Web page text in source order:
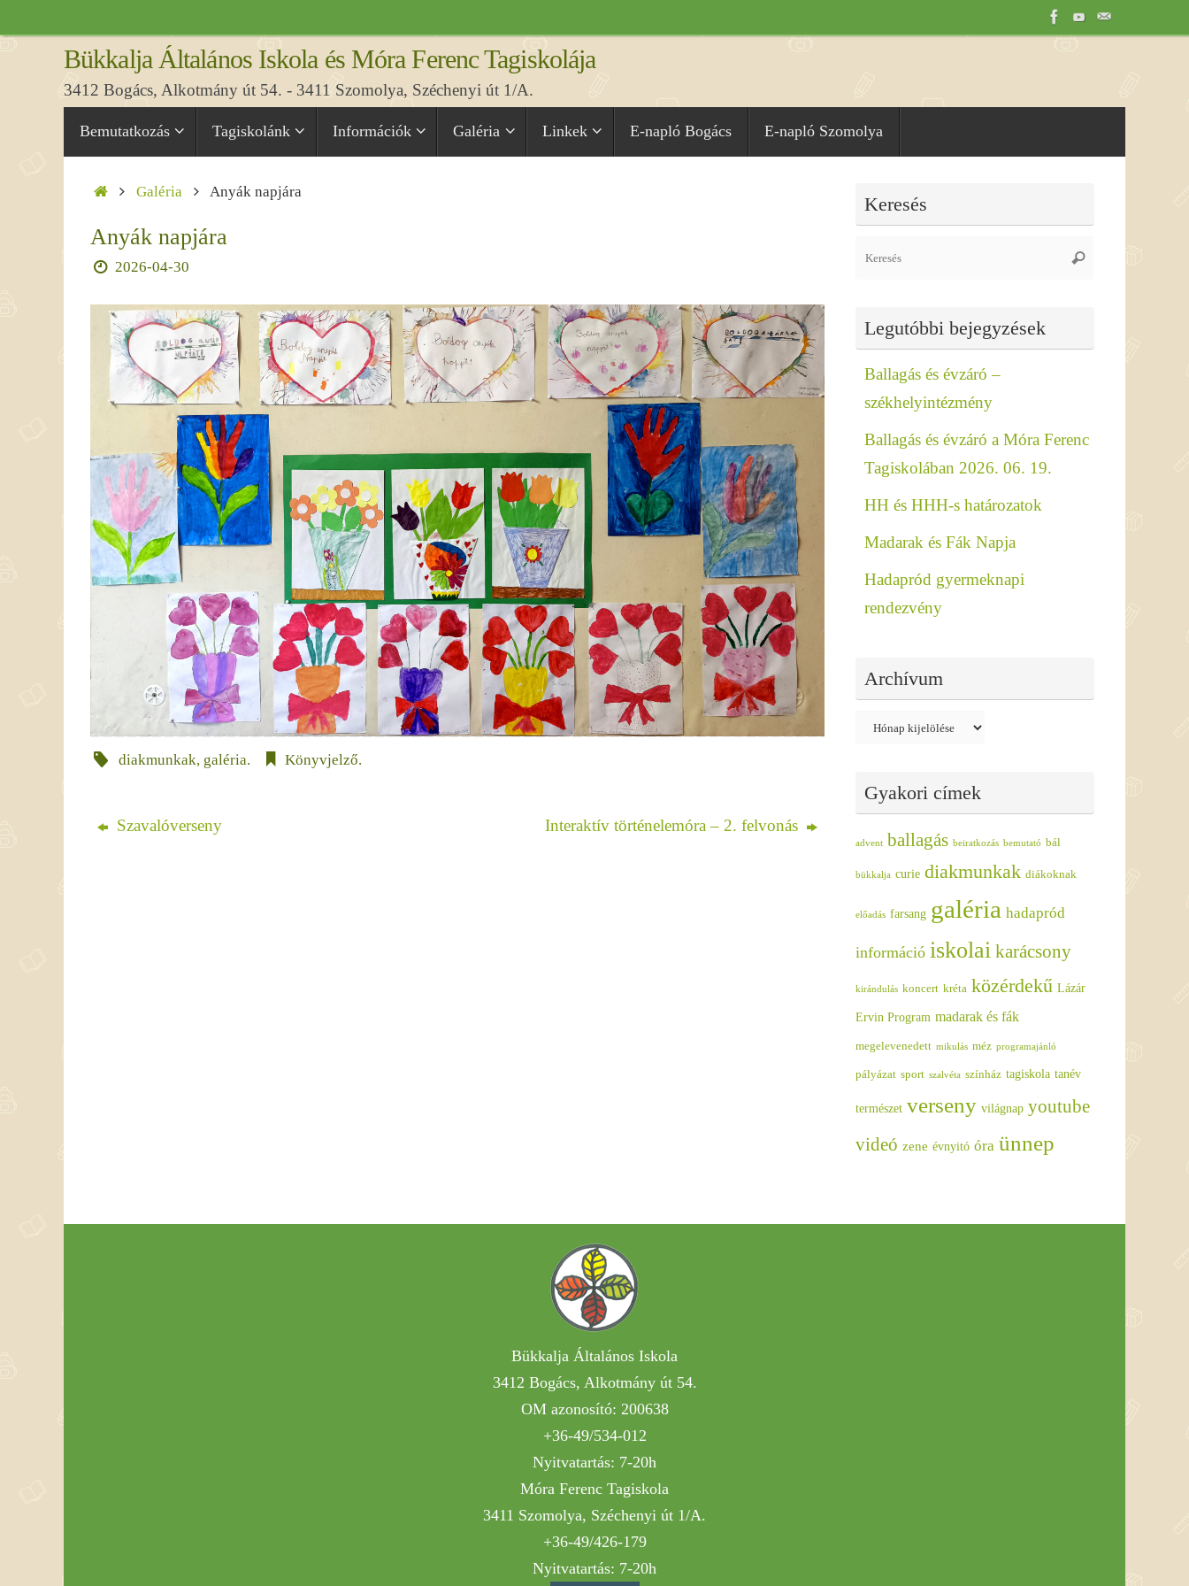
a
tartalomraBükkalja Általános Iskola és Móra Ferenc Tagiskolája
3412 Bogács, Alkotmány út 54. - 3411 Szomolya, Széchenyi út 1/A.
Bemutatkozás Tagiskolánk Információk Galéria Linkek E-napló Bogács E-napló Szomolya
HomeGaléria Anyák napjára
Anyák napjára
2026-04-30
diakmunkak, galéria. Könyvjelző.
Szavalóverseny Interaktív történelemóra – 2. felvonás
Keresés
Keresés
Legutóbbi bejegyzések
Ballagás és évzáró –
székhelyintézmény
Ballagás és évzáró a Móra Ferenc
Tagiskolában 2026. 06. 19.
HH és HHH-s határozatok
Madarak és Fák Napja
Hadapród gyermeknapi
rendezvény
Archívum
Archívum
Gyakori címek
advent ballagás beiratkozás bemutató bál
bükkalja curie diakmunkak diákoknak
előadás farsang galéria hadapród
információ iskolai karácsony
kirándulás koncert kréta közérdekű Lázár
Ervin Program madarak és fák
megelevenedett mikulás méz programajánló
pályázat sport szalvéta színház tagiskola tanév
természet verseny világnap youtube
videó zene évnyitó óra ünnep
Bükkalja Általános Iskola
3412 Bogács, Alkotmány út 54.
OM azonosító: 200638
+36-49/534-012
Nyitvatartás: 7-20h
Móra Ferenc Tagiskola
3411 Szomolya, Széchenyi út 1/A.
+36-49/426-179
Nyitvatartás: 7-20h